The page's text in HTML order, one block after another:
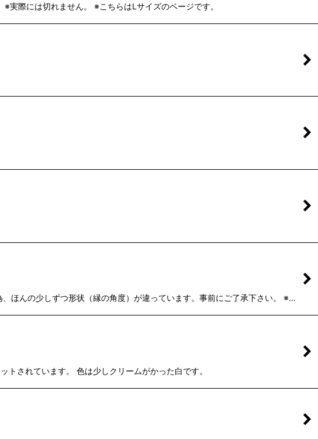
際には切れません。 ※こちらはLサイズのページです。
の少しずつ形状（縁の角度）が違っています。事前にご了承下さい。 ※…
されています。 色は少しクリームがかった白です。